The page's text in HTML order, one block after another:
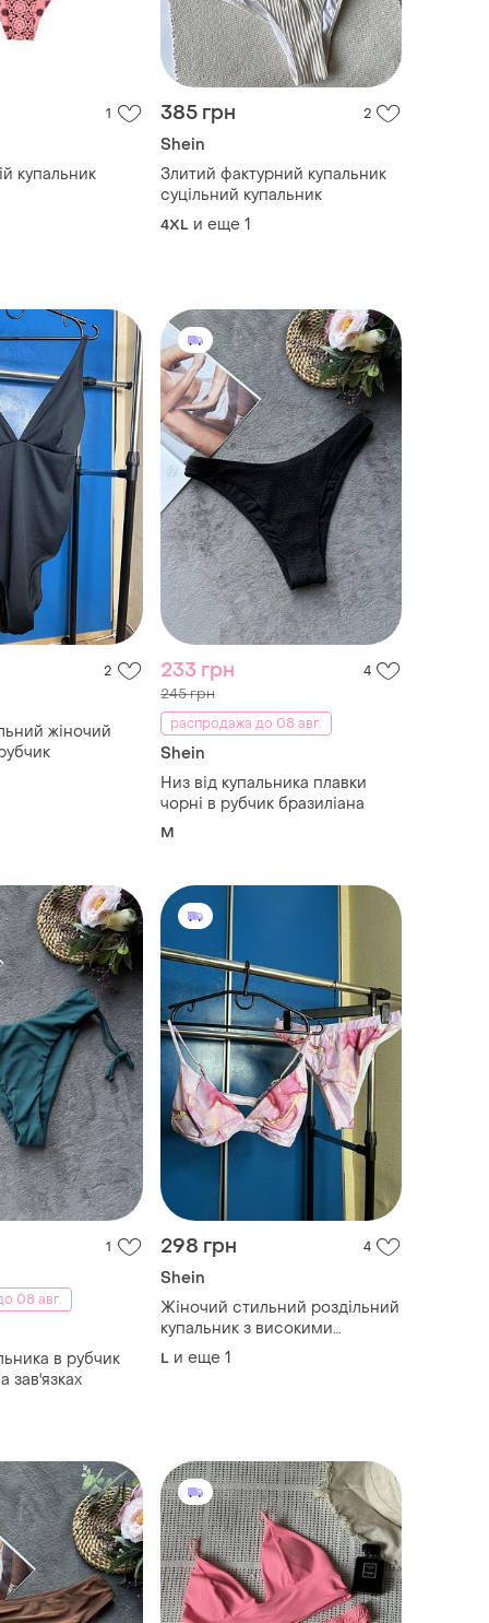
1
купальник
385 грн 2
Shein
Злитий фактурний купальник
суцільний купальник
4XL и еще 1
2
жіночий
233 грн 4
245 грн
распродажа до 08 авг.
Shein
Низ від купальника плавки
чорні в рубчик бразиліана
M
1
08 авг.
в рубчик
зав'язках
298 грн 4
Shein
Жіночий стильний роздільний
купальник з високими
плавками
L и еще 1